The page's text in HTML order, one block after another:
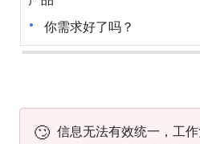
你需求好了吗？
🙄 信息无法有效统一，工